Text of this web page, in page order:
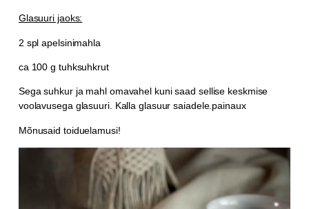
Glasuuri jaoks:
2 spl apelsinimahla
ca 100 g tuhksuhkrut
Sega suhkur ja mahl omavahel kuni saad sellise keskmise
voolavusega glasuuri. Kalla glasuur saiadele.painaux
Mõnusaid toiduelamusi!